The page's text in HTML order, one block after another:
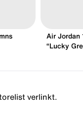
Air Jordan
“Lucky
verlinkt.